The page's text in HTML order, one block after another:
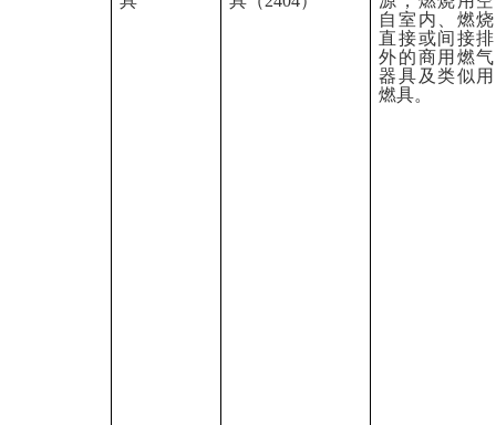
自室内、燃
直接或间接
外的商用燃
器具及类似
燃具。